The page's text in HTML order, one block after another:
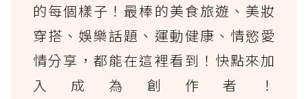
的每個樣子！最棒的美食旅遊、美妝
穿搭、娛樂話題、運動健康、情慾愛
情分享，都能在這裡看到！快點來加
入成為創作者！